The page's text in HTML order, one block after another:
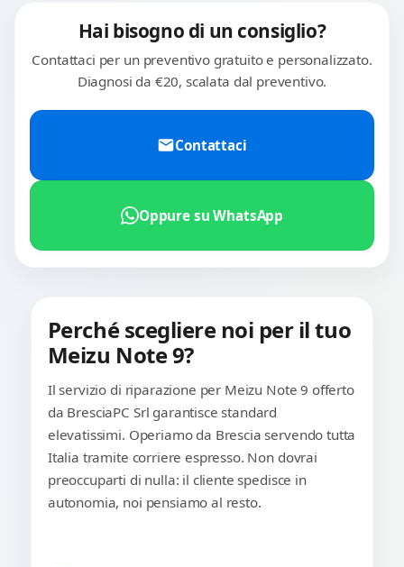
Hai bisogno di un consiglio?
Contattaci per un preventivo gratuito e personalizzato.
Diagnosi da €20, scalata dal preventivo.
Contattaci
Oppure su WhatsApp
Perché scegliere noi per il tuo
Meizu Note 9?
Il servizio di riparazione per Meizu Note 9 offerto
da BresciaPC Srl garantisce standard
elevatissimi. Operiamo da Brescia servendo tutta
Italia tramite corriere espresso. Non dovrai
preoccuparti di nulla: il cliente spedisce in
autonomia, noi pensiamo al resto.